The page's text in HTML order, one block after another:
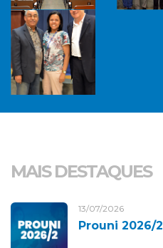
MAIS DESTAQUES
13/07/2026
Prouni 2026/2